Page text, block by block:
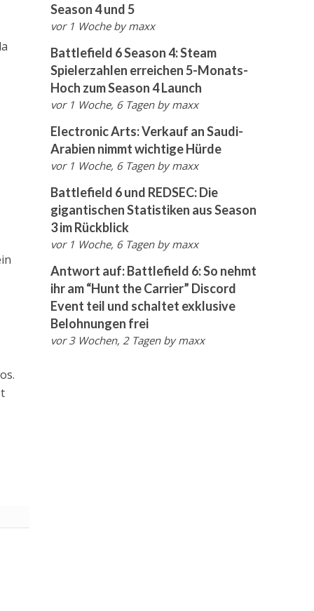
Season 4 und 5
vor 1 Woche bymaxx
Battlefield 6 Season 4: Steam
Spielerzahlen erreichen 5-Monats-
Hoch zum Season 4 Launch
vor 1 Woche, 6 Tagen bymaxx
Electronic Arts: Verkauf an Saudi-
Arabien nimmt wichtige Hürde
vor 1 Woche, 6 Tagen bymaxx
Battlefield 6 und REDSEC: Die
gigantischen Statistiken aus Season
3 im Rückblick
vor 1 Woche, 6 Tagen bymaxx
Antwort auf: Battlefield 6: So nehmt
ihr am “Hunt the Carrier” Discord
Event teil und schaltet exklusive
Belohnungen frei
vor 3 Wochen, 2 Tagen bymaxx